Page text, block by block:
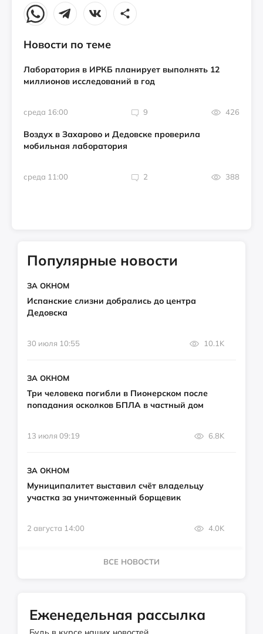
Новости по теме
Лаборатория в ИРКБ планирует выполнять 12
миллионов исследований в год
среда 16:00 9 426
Воздух в Захарово и Дедовске проверила
мобильная лаборатория
среда 11:00 2 388
Популярные новости
ЗА ОКНОМ
Испанские слизни добрались до центра
Дедовска
30 июля 10:55 10.1K
ЗА ОКНОМ
Три человека погибли в Пионерском после
попадания осколков БПЛА в частный дом
13 июля 09:19 6.8K
ЗА ОКНОМ
Муниципалитет выставил счёт владельцу
участка за уничтоженный борщевик
2 августа 14:00 4.0K
ВСЕ НОВОСТИ
Еженедельная рассылка